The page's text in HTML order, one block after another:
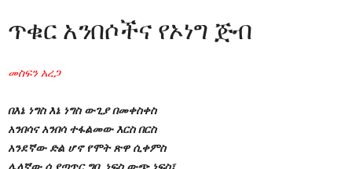
ጥቁር አንበሶችና የኦነግ ጅብ
መስፍን አረጋ
በእኔ ነግስ እኔ ነግስ ውጊያ በመቀስቀስ
አንበሳና አንበሳ ተፋልመው እርስ በርስ
አንደኛው ድል ሆኖ የሞት ጽዋ ሲቀምስ